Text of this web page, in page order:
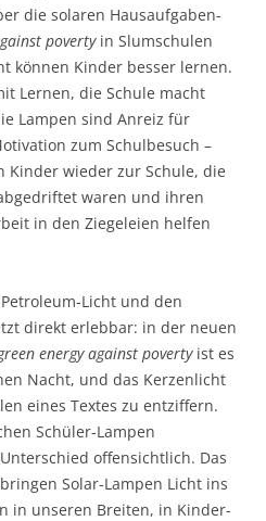
die solaren Hausaufgaben-
poverty in Slumschulen
können Kinder besser lernen.
Lernen, die Schule macht
Lampen sind Anreiz für
zum Schulbesuch –
Kinder wieder zur Schule, die
waren und ihren
in den Ziegeleien helfen
Licht und den
direkt erlebbar: in der neuen
energy against poverty ist es
Nacht, und das Kerzenlicht
eines Textes zu entziffern.
Schüler-Lampen
offensichtlich. Das
Solar-Lampen Licht ins
in unseren Breiten, in Kinder­